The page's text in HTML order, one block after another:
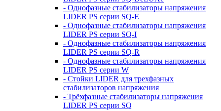
- Однофазные стабилизаторы напряжения
LIDER PS серии SQ-E
- Однофазные стабилизаторы напряжения
LIDER PS серии SQ-I
- Однофазные стабилизаторы напряжения
LIDER PS серии SQ-R
- Однофазные стабилизаторы напряжения
LIDER PS серии W
- Стойки LIDER для трехфазных
стабилизаторов напряжения
- Трёхфазные стабилизаторы напряжения
LIDER PS серии SQ